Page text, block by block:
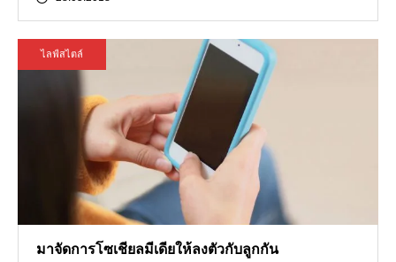
ไลฟ์สไตล์
มาจัดการโซเชียลมีเดียให้ลงตัวกับลูกกัน